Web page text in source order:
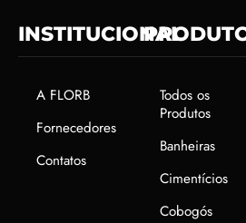
INSTITUCIONAL
A FLORB
Fornecedores
Contatos
Todos os
Produtos
Banheiras
Cimentícios
Cobogós